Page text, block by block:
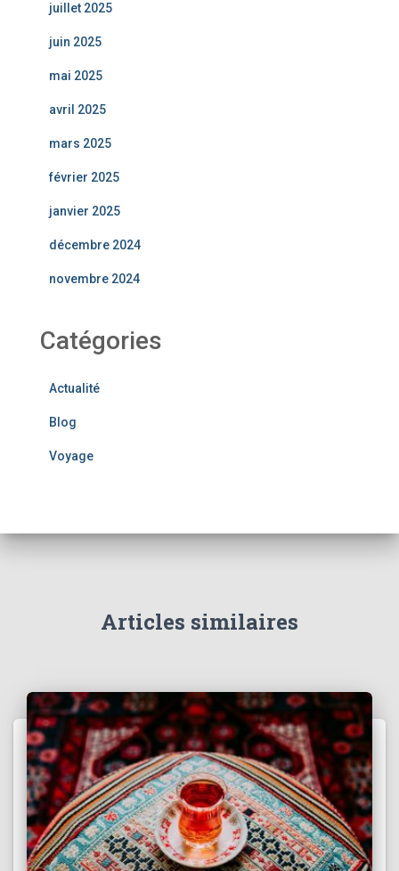
juillet 2025
juin 2025
mai 2025
avril 2025
mars 2025
février 2025
janvier 2025
décembre 2024
novembre 2024
Catégories
Actualité
Blog
Voyage
Articles similaires